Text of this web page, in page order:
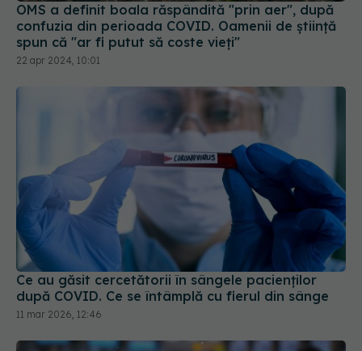
OMS a definit boala răspândită "prin aer", după
confuzia din perioada COVID. Oamenii de știință
spun că "ar fi putut să coste vieți"
22 apr 2024, 10:01
Ce au găsit cercetătorii în sângele pacienților
după COVID. Ce se întâmplă cu fierul din sânge
11 mar 2026, 12:46